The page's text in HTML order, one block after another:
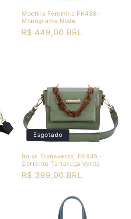
Mochila Feminina FK438 -
Monograma Nude
Preço
R$ 449,00 BRL
Esgotado
Bolsa Transversal FK445 -
Corrente Tartaruga Verde
Preço
R$ 399,00 BRL